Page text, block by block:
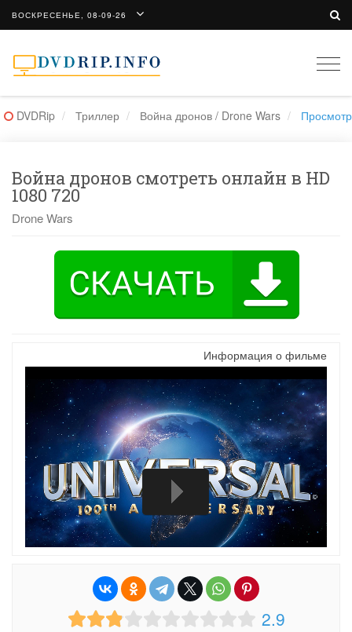
ВОСКРЕСЕНЬЕ, 08-09-26
DVDRip Триллер Война дронов / Drone Wars Просмотр
Война дронов смотреть онлайн в HD
1080 720
Drone Wars
Информация о фильме
2.9